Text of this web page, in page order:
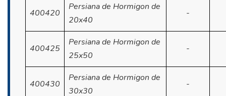
400420
Persiana de Hormigon de
20x40
-
400425
Persiana de Hormigon de
25x50
-
400430
Persiana de Hormigon de
30x30
-